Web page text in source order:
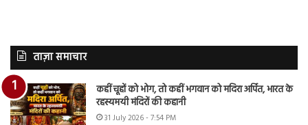
ताज़ा समाचार
कहीं चूहों को भोग, तो कहीं भगवान को मदिरा अर्पित, भारत के
रहस्यमयी मंदिरों की कहानी
31 July 2026 - 7:54 PM